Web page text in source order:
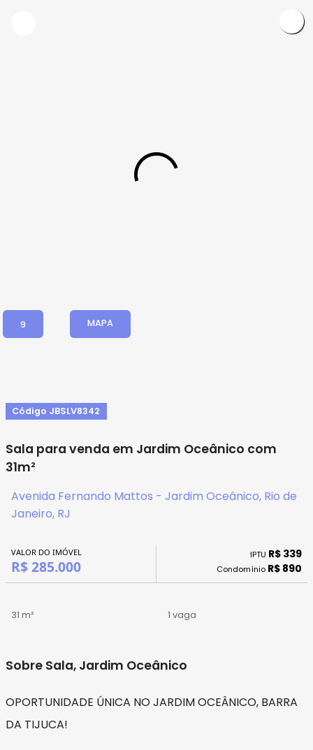
9 MAPA
Código JBSLV8342
Sala para venda em Jardim Oceânico com
31m²
Avenida Fernando Mattos - Jardim Oceânico, Rio de
Janeiro, RJ
VALOR DO IMÓVEL
R$ 285.000
IPTU R$ 339
Condomínio R$ 890
31 m² 1 vaga
Sobre Sala, Jardim Oceânico
OPORTUNIDADE ÚNICA NO JARDIM OCEÂNICO, BARRA
DA TIJUCA!